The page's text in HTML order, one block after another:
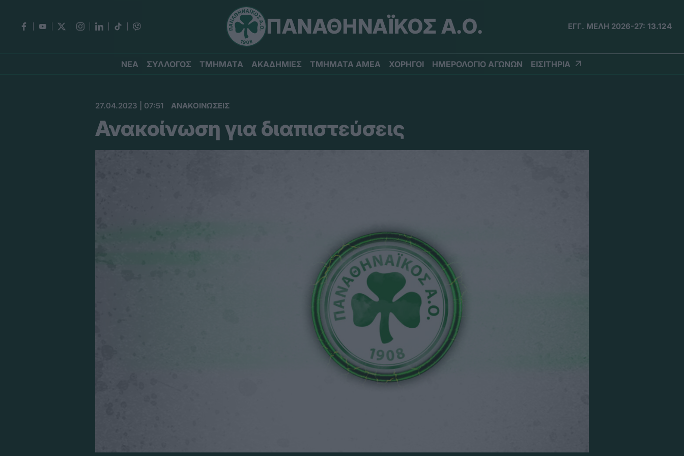
ΠΑΝΑΘΗΝΑΪΚΟΣ Α.Ο. ΕΓΓ. ΜΕΛΗ 2026-27: 13.124
ΝΕΑ ΣΥΛΛΟΓΟΣ ΤΜΗΜΑΤΑ ΑΚΑΔΗΜΙΕΣ ΤΜΗΜΑΤΑ ΑΜΕΑ ΧΟΡΗΓΟΙ ΗΜΕΡΟΛΟΓΙΟ ΑΓΩΝΩΝ ΕΙΣΙΤΗΡΙΑ
27.04.2023 | 07:51 ΑΝΑΚΟΙΝΩΣΕΙΣ
Ανακοίνωση για διαπιστεύσεις